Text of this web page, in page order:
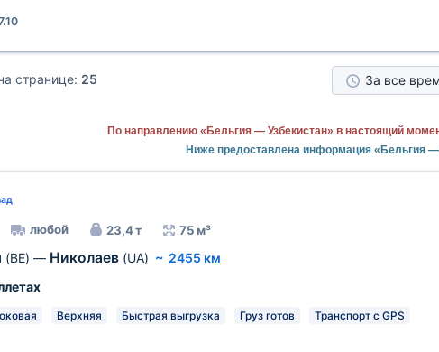
странице: 25 За все
По направлению «Бельгия — Узбекистан» в настоящий
Ниже предоставлена информация «Бельгия
любой 23,4 т 75 м³
(BE) — Николаев (UA) ~ 2455 км
Верхняя Быстрая выгрузка Груз готов Транспорт с GPS